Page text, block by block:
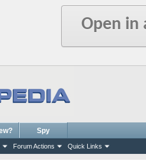
Open in
Forum Actions Quick Links
Spy